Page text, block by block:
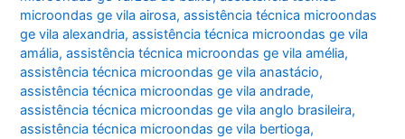
microondas ge vila airosa,assistência técnica microondas
ge vila alexandria,assistência técnica microondas ge vila
amália,assistência técnica microondas ge vila amélia,
assistência técnica microondas ge vila anastácio,
assistência técnica microondas ge vila andrade,
assistência técnica microondas ge vila anglo brasileira,
assistência técnica microondas ge vila bertioga,